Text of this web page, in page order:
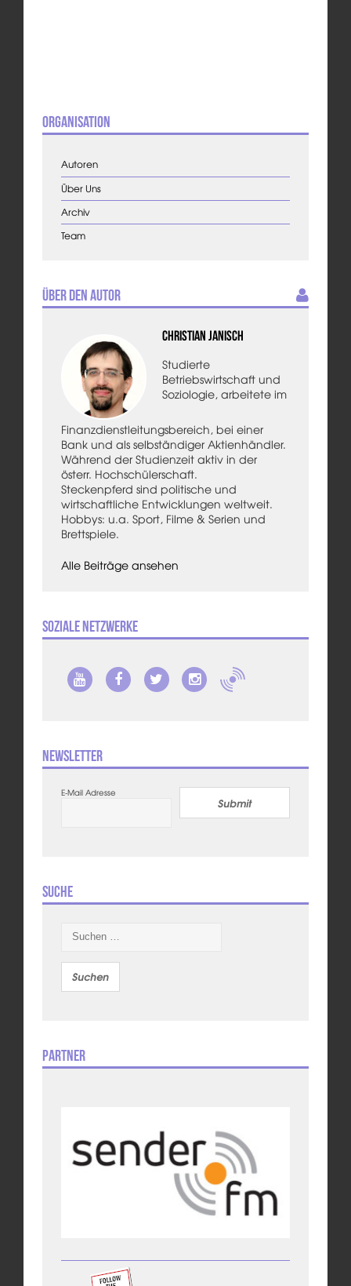
Organisation
Autoren
Über Uns
Archiv
Team
Über den Autor
Christian Janisch
Studierte
Betriebswirtschaft und
Soziologie, arbeitete im
Finanzdienstleitungsbereich, bei einer
Bank und als selbständiger Aktienhändler.
Während der Studienzeit aktiv in der
österr. Hochschülerschaft.
Steckenpferd sind politische und
wirtschaftliche Entwicklungen weltweit.
Hobbys: u.a. Sport, Filme & Serien und
Brettspiele.
Alle Beiträge ansehen
Soziale Netzwerke
Newsletter
E-Mail Adresse
Submit
Suche
nach:
Partner